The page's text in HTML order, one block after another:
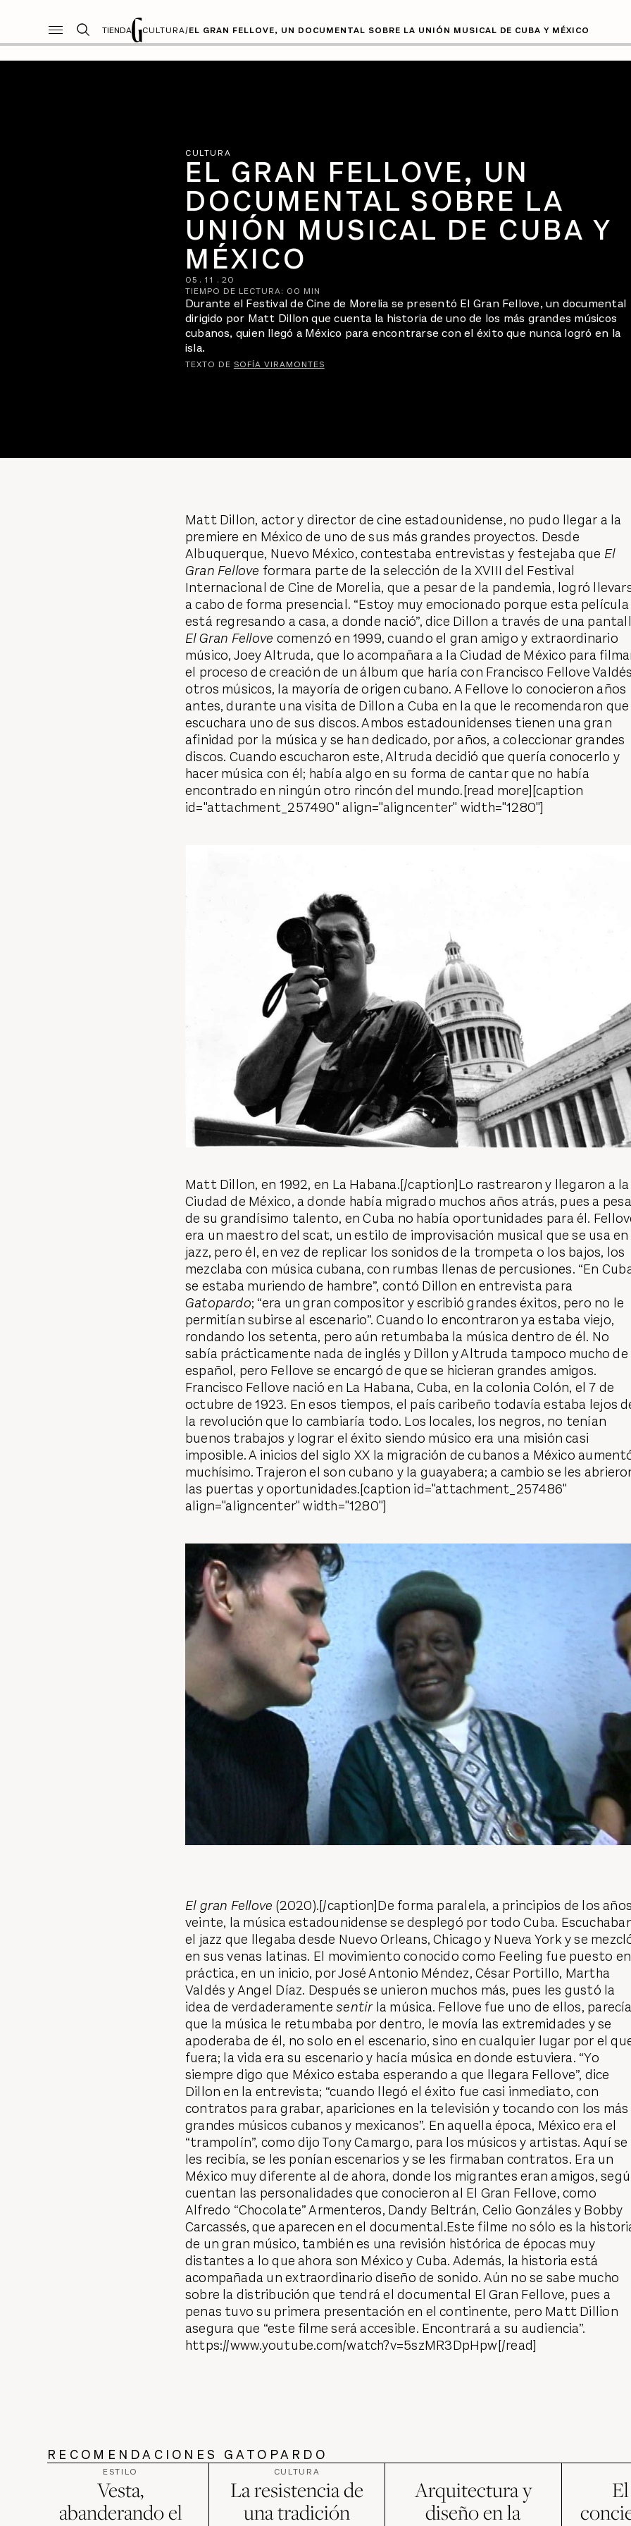
TIENDA CULTURA/EL GRAN FELLOVE, UN DOCUMENTAL SOBRE LA UNIÓN MUSICAL DE CUBA Y MÉXICO
CULTURA
EL GRAN FELLOVE, UN
DOCUMENTAL SOBRE LA
UNIÓN MUSICAL DE CUBA Y
MÉXICO
05 . 11 . 20
TIEMPO DE LECTURA: 00 MIN
Durante el Festival de Cine de Morelia se presentó El Gran Fellove, un documental
dirigido por Matt Dillon que cuenta la historia de uno de los más grandes músicos
cubanos, quien llegó a México para encontrarse con el éxito que nunca logró en la
isla.
TEXTO DE SOFÍA VIRAMONTES
Matt Dillon, actor y director de cine estadounidense, no pudo llegar a la
premiere en México de uno de sus más grandes proyectos. Desde
Albuquerque, Nuevo México, contestaba entrevistas y festejaba que El
Gran Fellove formara parte de la selección de la XVIII del Festival
Internacional de Cine de Morelia, que a pesar de la pandemia, logró
a cabo de forma presencial. “Estoy muy emocionado porque esta película
está regresando a casa, a donde nació”, dice Dillon a través de una
El Gran Fellove comenzó en 1999, cuando el gran amigo y extraordinario
músico, Joey Altruda, que lo acompañara a la Ciudad de México para
el proceso de creación de un álbum que haría con Francisco Fellove
otros músicos, la mayoría de origen cubano. A Fellove lo conocieron años
antes, durante una visita de Dillon a Cuba en la que le recomendaron que
escuchara uno de sus discos. Ambos estadounidenses tienen una gran
afinidad por la música y se han dedicado, por años, a coleccionar grandes
discos. Cuando escucharon este, Altruda decidió que quería conocerlo y
hacer música con él; había algo en su forma de cantar que no había
encontrado en ningún otro rincón del mundo.[read more][caption
id="attachment_257490" align="aligncenter" width="1280"]
Matt Dillon, en 1992, en La Habana.[/caption]Lo rastrearon y llegaron a la
Ciudad de México, a donde había migrado muchos años atrás, pues a
de su grandísimo talento, en Cuba no había oportunidades para él.
era un maestro del scat, un estilo de improvisación musical que se usa
jazz, pero él, en vez de replicar los sonidos de la trompeta o los bajos, los
mezclaba con música cubana, con rumbas llenas de percusiones. “En
se estaba muriendo de hambre”, contó Dillon en entrevista para
Gatopardo; “era un gran compositor y escribió grandes éxitos, pero no le
permitían subirse al escenario”. Cuando lo encontraron ya estaba viejo,
rondando los setenta, pero aún retumbaba la música dentro de él. No
sabía prácticamente nada de inglés y Dillon y Altruda tampoco mucho de
español, pero Fellove se encargó de que se hicieran grandes amigos.
Francisco Fellove nació en La Habana, Cuba, en la colonia Colón, el 7 de
octubre de 1923. En esos tiempos, el país caribeño todavía estaba lejos
la revolución que lo cambiaría todo. Los locales, los negros, no tenían
buenos trabajos y lograr el éxito siendo músico era una misión casi
imposible. A inicios del siglo XX la migración de cubanos a México
muchísimo. Trajeron el son cubano y la guayabera; a cambio se les
las puertas y oportunidades.[caption id="attachment_257486"
align="aligncenter" width="1280"]
El gran Fellove (2020).[/caption]De forma paralela, a principios de los
veinte, la música estadounidense se desplegó por todo Cuba.
el jazz que llegaba desde Nuevo Orleans, Chicago y Nueva York y se
en sus venas latinas. El movimiento conocido como Feeling fue puesto en
práctica, en un inicio, por José Antonio Méndez, César Portillo, Martha
Valdés y Angel Díaz. Después se unieron muchos más, pues les gustó la
idea de verdaderamentesentirla música. Fellove fue uno de ellos,
que la música le retumbaba por dentro, le movía las extremidades y se
apoderaba de él, no solo en el escenario, sino en cualquier lugar por el
fuera; la vida era su escenario y hacía música en donde estuviera. “Yo
siempre digo que México estaba esperando a que llegara Fellove”, dice
Dillon en la entrevista; “cuando llegó el éxito fue casi inmediato, con
contratos para grabar, apariciones en la televisión y tocando con los más
grandes músicos cubanos y mexicanos”. En aquella época, México era el
“trampolín”, como dijo Tony Camargo, para los músicos y artistas. Aquí se
les recibía, se les ponían escenarios y se les firmaban contratos. Era un
México muy diferente al de ahora, donde los migrantes eran amigos,
cuentan las personalidades que conocieron al El Gran Fellove, como
Alfredo “Chocolate” Armenteros, Dandy Beltrán, Celio Gonzáles y Bobby
Carcassés, que aparecen en el documental.Este filme no sólo es la
de un gran músico, también es una revisión histórica de épocas muy
distantes a lo que ahora son México y Cuba. Además, la historia está
acompañada un extraordinario diseño de sonido. Aún no se sabe mucho
sobre la distribución que tendrá el documental El Gran Fellove, pues a
penas tuvo su primera presentación en el continente, pero Matt Dillion
asegura que “este filme será accesible. Encontrará a su audiencia”.
https://www.youtube.com/watch?v=5szMR3DpHpw[/read]
RECOMENDACIONES GATOPARDO
ESTILO
Vesta,
abanderando el
CULTURA
La resistencia de
una tradición
Arquitectura y
diseño en la